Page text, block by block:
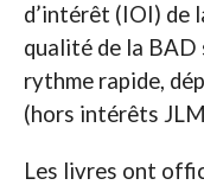
d’intérêt (IOI) de
qualité de la BAD
rythme rapide,
(hors intérêts
Les livres ont